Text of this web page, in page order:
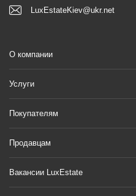
LuxEstateKiev@ukr.net
О компании
Услуги
Покупателям
Продавцам
Вакансии LuxEstate